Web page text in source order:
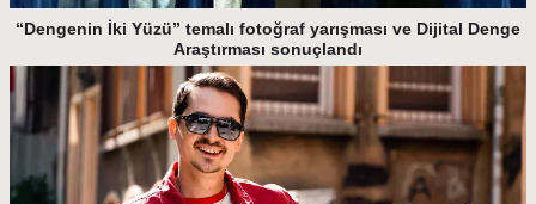
“Dengenin İki Yüzü” temalı fotoğraf yarışması ve Dijital Denge
Araştırması sonuçlandı